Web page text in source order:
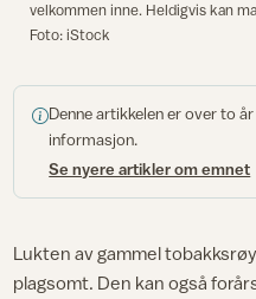
velkommen inne. Heldigvis kan
Foto: iStock
Denne artikkelen er over to
informasjon.
Se nyere artikler om emnet
Lukten av gammel
plagsomt. Den kan også